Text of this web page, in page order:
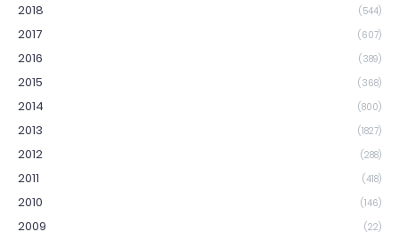
2018 (544)
2017 (607)
2016 (389)
2015 (368)
2014 (800)
2013 (1827)
2012 (288)
2011 (418)
2010 (146)
2009 (22)